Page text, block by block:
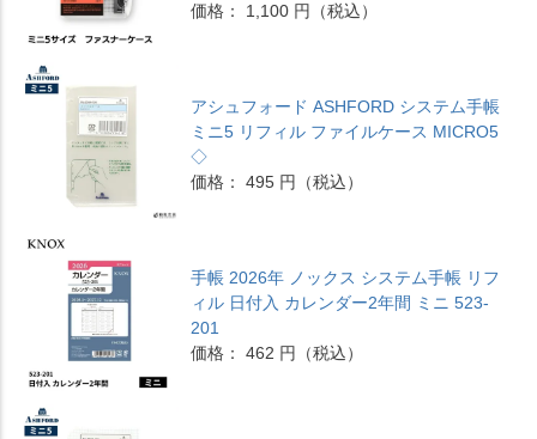
価格： 1,100 円（税込）
アシュフォード ASHFORD システム手帳
ミニ5 リフィル ファイルケース MICRO5
◇
価格： 495 円（税込）
手帳 2026年 ノックス システム手帳 リフ
ィル 日付入 カレンダー2年間 ミニ 523-
201
価格： 462 円（税込）